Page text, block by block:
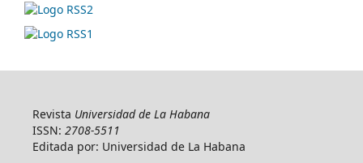
Revista Universidad de La Habana
ISSN: 2708-5511
Editada por: Universidad de La Habana